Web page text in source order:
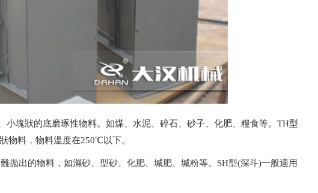
塊狀的底磨琢性物料。如煤、水泥、碎石、砂子、化肥、糧食等。TH型
物料，物料溫度在250℃以下。
拋出的物料，如濕砂、型砂、化肥、堿肥、堿粉等。SH型(深斗)一般適用